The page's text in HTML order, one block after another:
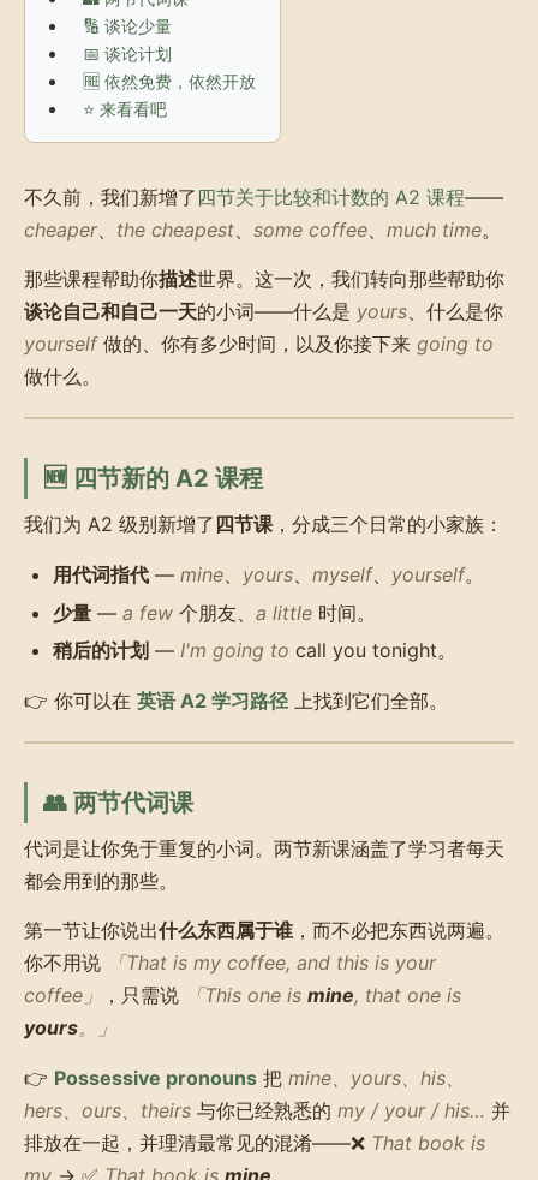
🔢 谈论少量
📅 谈论计划
🆓 依然免费，依然开放
⭐ 来看看吧
不久前，我们新增了 四节关于比较和计数的 A2 课程——
cheaper、 the cheapest some coffee much time。
那些课程帮助你描述世界。这一次，我们转向那些帮助你
谈论自己和自己一天的小词——什么是 yours、什么是你
yourself做的、你有多少时间，以及你接下来 going to
做什么。
🆕 四节新的 A2 课程
我们为 A2 级别新增了 四节课 ，分成三个日常的小家族：
用代词指代 — mine yours myself、 yourself。
少量 — a few 个朋友、 a little 时间。
稍后的计划 — I'm going to call you tonight。
👉 你可以在 英语 A2 学习路径 上找到它们全部。
👥 两节代词课
代词是让你免于重复的小词。两节新课涵盖了学习者每天
都会用到的那些。
第一节让你说出什么东西属于谁 ，而不必把东西说两遍。
你不用说
「That is my coffee, and this is your
coffee」
，只需说 「This one is mine, that one is
yours。」
👉 Possessive pronouns 把 mine、yours、his、
hers、ours、theirs 与你已经熟悉的 my / your / his… 并
排放在一起，并理清最常见的混淆——❌ That book is
my → ✅ That book is mine。